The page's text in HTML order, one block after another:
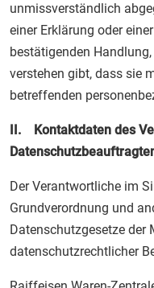
unmissverständlich
einer Erklärung oder
bestätigenden
verstehen gibt, dass sie
betreffenden
II. Kontaktdaten des
Der Verantwortliche im
Grundverordnung und
Datenschutzgesetze
datenschutzrechtlicher